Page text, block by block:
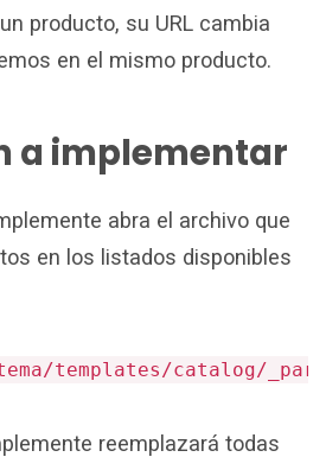
producto, su URL cambia
en el mismo producto.
a implementar
abra el archivo que
en los listados disponibles
templates/catalog/
reemplazará todas